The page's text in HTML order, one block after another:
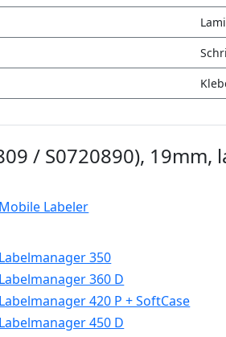
/ S0720890),
Labeler
350
360 D
420 P + SoftCase
450 D